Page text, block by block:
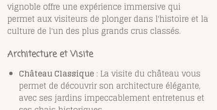
vignoble offre une expérience immersive qui
permet aux visiteurs de plonger dans l'histoire et la
culture de l'un des plus grands crus classés.
Architecture et Visite
Château Classique : La visite du château vous
permet de découvrir son architecture élégante,
avec ses jardins impeccablement entretenus et